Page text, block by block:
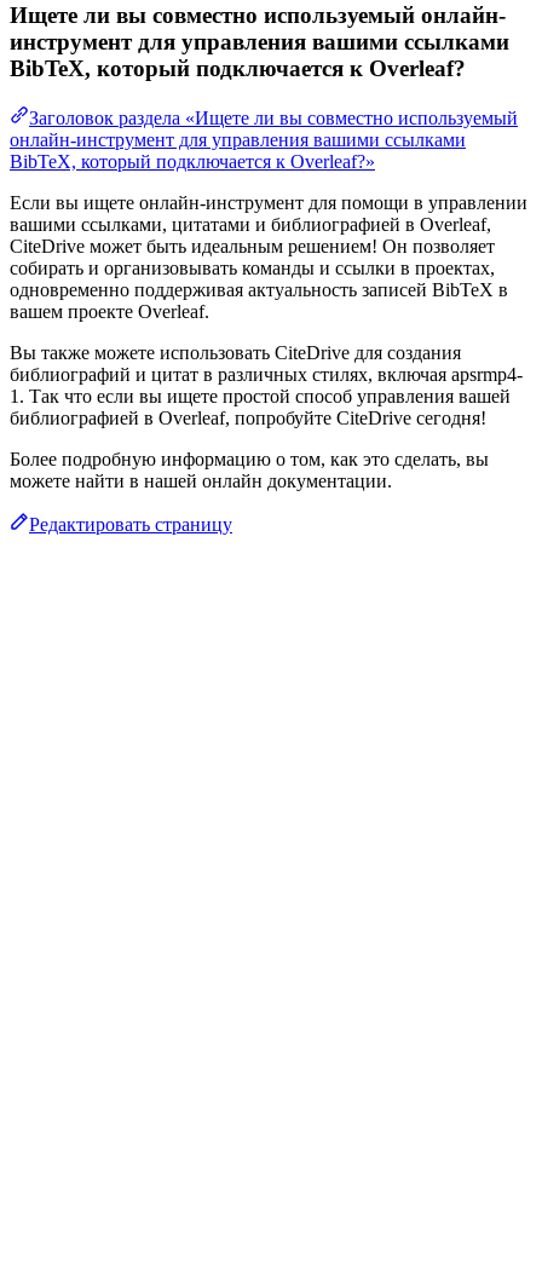
Ищете ли вы совместно используемый онлайн-
инструмент для управления вашими ссылками
BibTeX, который подключается к Overleaf?
Заголовок раздела «Ищете ли вы совместно используемый
онлайн-инструмент для управления вашими ссылками
BibTeX, который подключается к Overleaf?»
Если вы ищете онлайн-инструмент для помощи в управлении
вашими ссылками, цитатами и библиографией в Overleaf,
CiteDrive может быть идеальным решением! Он позволяет
собирать и организовывать команды и ссылки в проектах,
одновременно поддерживая актуальность записей BibTeX в
вашем проекте Overleaf.
Вы также можете использовать CiteDrive для создания
библиографий и цитат в различных стилях, включая apsrmp4-
1. Так что если вы ищете простой способ управления вашей
библиографией в Overleaf, попробуйте CiteDrive сегодня!
Более подробную информацию о том, как это сделать, вы
можете найти в нашей онлайн документации.
Редактировать страницу